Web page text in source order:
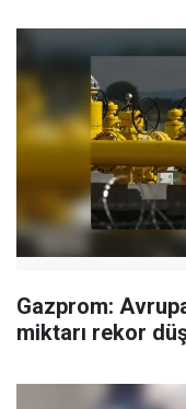
Gazprom:
miktarı rekor